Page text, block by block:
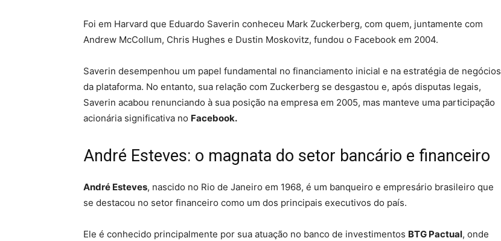
Foi em Harvard que Eduardo Saverin conheceu Mark Zuckerberg, com quem, juntamente com
Andrew McCollum, Chris Hughes e Dustin Moskovitz, fundou o Facebook em 2004.
Saverin desempenhou um papel fundamental no financiamento inicial e na estratégia de negócios
da plataforma. No entanto, sua relação com Zuckerberg se desgastou e, após disputas legais,
Saverin acabou renunciando à sua posição na empresa em 2005, mas manteve uma participação
acionária significativa no Facebook.
André Esteves: o magnata do setor bancário e financeiro
André Esteves, nascido no Rio de Janeiro em 1968, é um banqueiro e empresário brasileiro que
se destacou no setor financeiro como um dos principais executivos do país.
Ele é conhecido principalmente por sua atuação no banco de investimentos BTG Pactual, onde